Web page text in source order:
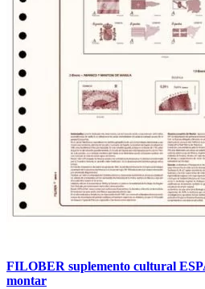
FILOBER suplemento cultural
montar